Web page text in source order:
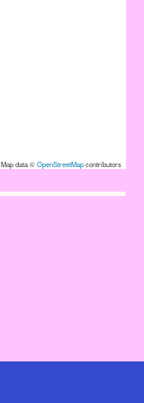
Map data ©OpenStreetMapcontributors